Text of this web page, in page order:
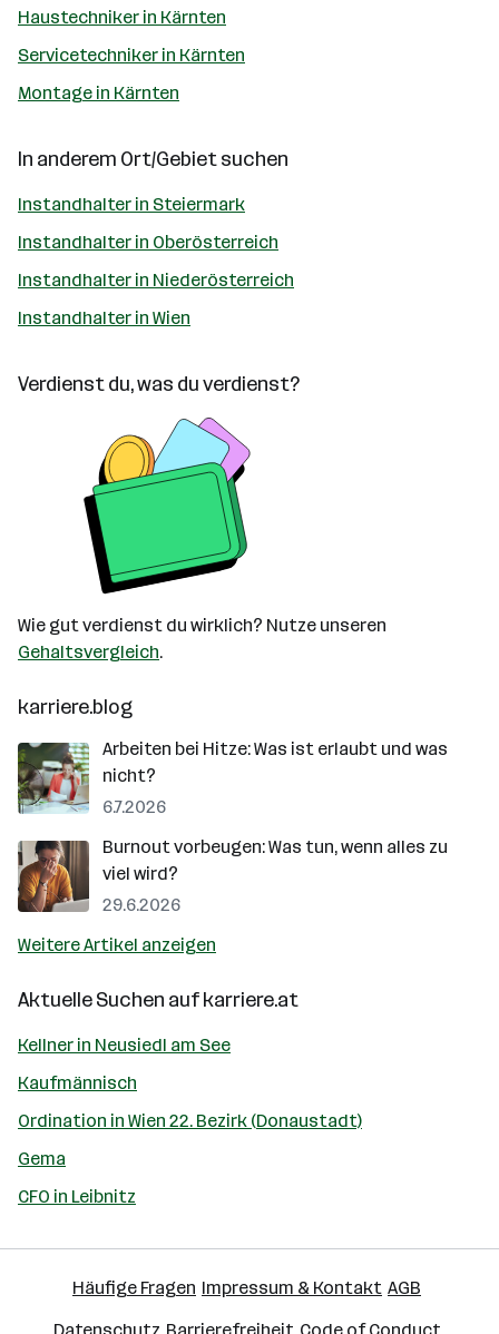
Haustechniker in Kärnten
Servicetechniker in Kärnten
Montage in Kärnten
In anderem Ort/Gebiet suchen
Instandhalter in Steiermark
Instandhalter in Oberösterreich
Instandhalter in Niederösterreich
Instandhalter in Wien
Verdienst du, was du verdienst?
Wie gut verdienst du wirklich? Nutze unseren
Gehaltsvergleich.
karriere.blog
Arbeiten bei Hitze: Was ist erlaubt und was
nicht?
6.7.2026
Burnout vorbeugen: Was tun, wenn alles zu
viel wird?
29.6.2026
Weitere Artikel anzeigen
Aktuelle Suchen aufkarriere.at
Kellner in Neusiedl am See
Kaufmännisch
Ordination in Wien 22. Bezirk (Donaustadt)
Gema
CFO in Leibnitz
Häufige Fragen Impressum & Kontakt AGB